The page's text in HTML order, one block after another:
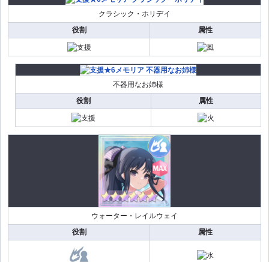
クラシック・ホリデイ
役割
属性
不器用なお姉様
役割
属性
ウォーター・レイルウェイ
役割
属性